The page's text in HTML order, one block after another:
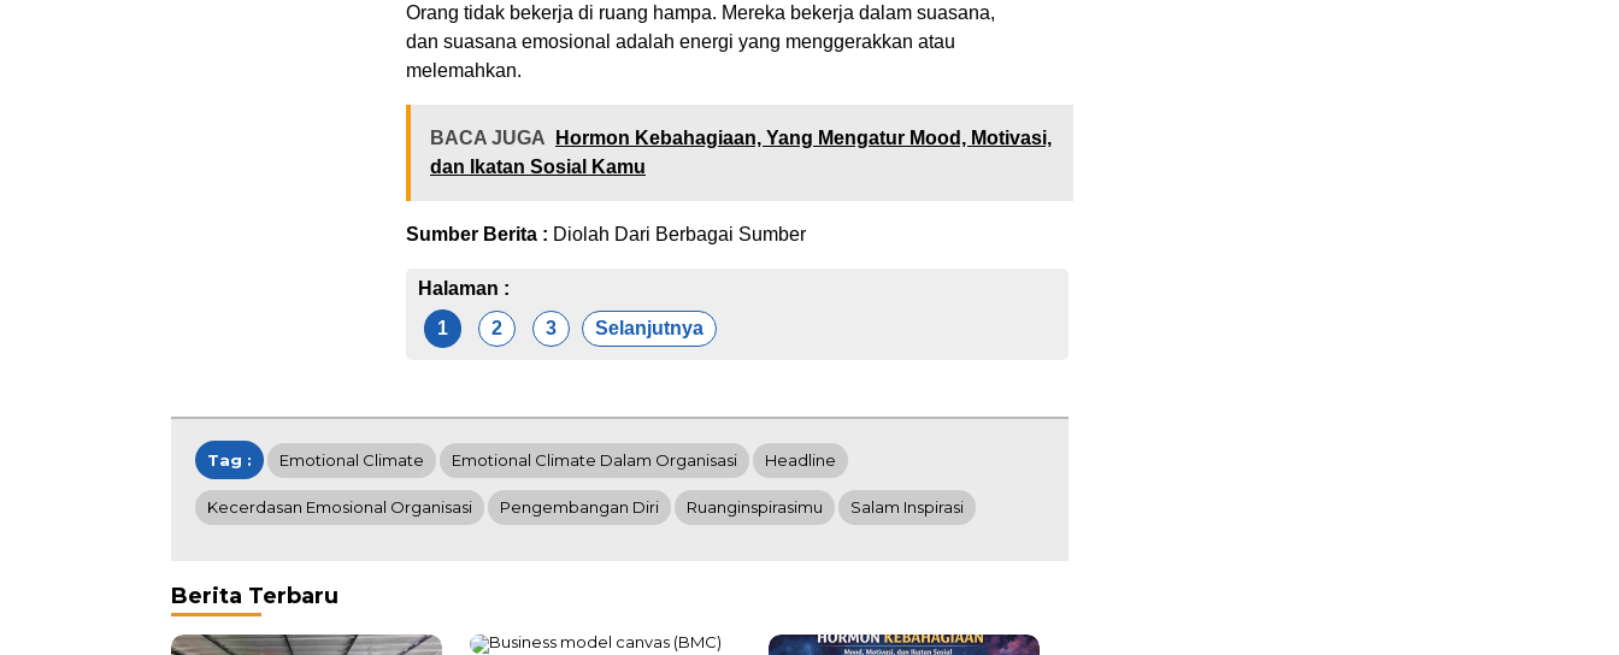
Orang tidak bekerja di ruang hampa. Mereka bekerja dalam suasana,
dan suasana emosional adalah energi yang menggerakkan atau
melemahkan.
BACA JUGA
Hormon Kebahagiaan, Yang Mengatur Mood, Motivasi,
dan Ikatan Sosial Kamu
Sumber Berita : Diolah Dari Berbagai Sumber
Halaman :
1
2 3 Selanjutnya
Tag : Emotional Climate Emotional Climate Dalam Organisasi Headline
Kecerdasan Emosional Organisasi Pengembangan Diri Ruanginspirasimu Salam Inspirasi
Berita Terbaru